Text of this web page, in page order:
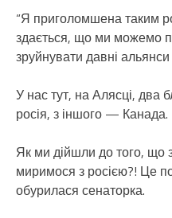
“Я приголомшена таким
здається, що ми можемо
зруйнувати давні
У нас тут, на Алясці, два
росія, з іншого — Канада.
Як ми дійшли до того, що
миримося з росією?! Це
обурилася сенаторка.